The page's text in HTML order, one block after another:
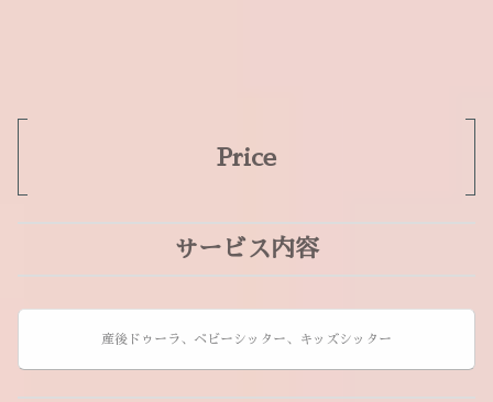
Price
サービス内容
産後ドゥーラ、ベビーシッター、キッズシッター